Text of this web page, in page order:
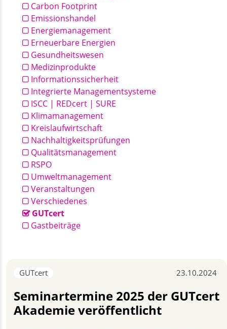
Carbon Footprint
Emissionshandel
Energiemanagement
Erneuerbare Energien
Gesundheitswesen
Medizinprodukte
Informationssicherheit
Integrierte Managementsysteme
ISCC | REDcert | SURE
Klimamanagement
Kreislaufwirtschaft
Nachhaltigkeitsprüfungen
Qualitätsmanagement
RSPO
Umweltmanagement
Veranstaltungen
Verschiedenes
GUTcert
Gastbeiträge
GUTcert 23.10.2024
Seminartermine 2025 der GUTcert
Akademie veröffentlicht